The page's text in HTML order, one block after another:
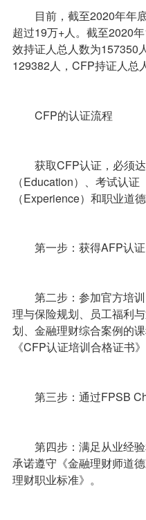
目前，截至2020年年底
超过19万+人。截至2020
效持证人总人数为157350
129382人，CFP持证人总
CFP的认证流程
获取CFP认证，必须达
（Education）、考试认
（Experience）和职业道
第一步：获得AFP认证
第二步：参加官方培训
理与保险规划、员工福利
划、金融理财综合案例的
《CFP认证培训合格证书》
第三步：通过FPSB
第四步：满足从业经验
承诺遵守《金融理财师道
理财职业标准》。